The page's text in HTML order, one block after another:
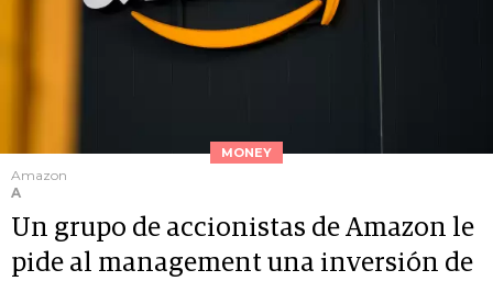
MONEY
Amazon
A
Un grupo de accionistas de Amazon le
pide al management una inversión de